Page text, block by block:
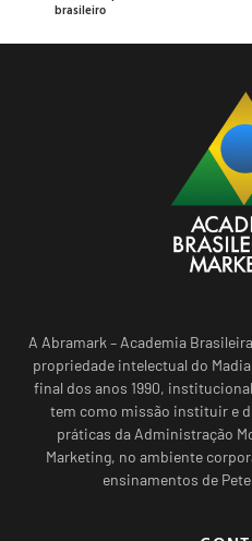
brasileiro
A Abramark – Academia
propriedade intelectual do
final dos anos 1990,
tem como missão instituir e
práticas da Administração
Marketing, no ambiente
ensinamentos de